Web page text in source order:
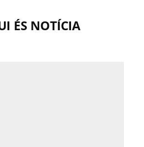
ÉS NOTÍCIA